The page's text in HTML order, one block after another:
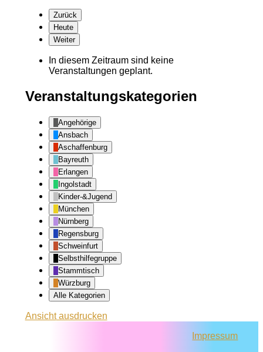
Zurück
Heute
Weiter
In diesem Zeitraum sind keine
Veranstaltungen geplant.
Veranstaltungskategorien
Angehörige
Ansbach
Aschaffenburg
Bayreuth
Erlangen
Ingolstadt
Kinder-&Jugend
München
Nürnberg
Regensburg
Schweinfurt
Selbsthilfegruppe
Stammtisch
Würzburg
Alle Kategorien
Ansichtausdrucken
Impressum